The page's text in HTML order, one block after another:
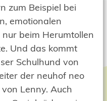
zum Beispiel bei
emotionalen
beim Herumtollen
Und das kommt
Schulhund von
der neuhof neo
Lenny. Auch